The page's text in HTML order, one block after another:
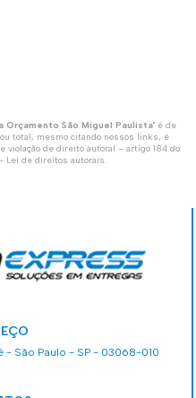
Orçamento São Miguel Paulista" é de
total, mesmo citando nossos links, é
violação de direito autoral – artigo 184 do
- Lei de direitos autorais.
- São Paulo - SP - 03068-010